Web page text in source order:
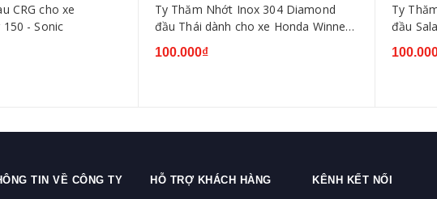
CRG cho xe
150 - Sonic
Ty Thăm Nhớt Inox 304 Diamond
đầu Thái dành cho xe Honda Winner
V1,V2,V3 Sonic
100.000₫
Ty
đầu
Winner
TIN VỀ CÔNG TY HỖ TRỢ KHÁCH HÀNG KÊNH KẾT NỐI